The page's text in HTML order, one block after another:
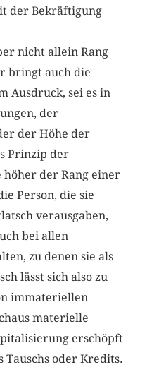
der Bekräftigung
nicht allein Rang
bringt auch die
Ausdruck, sei es in
der
der Höhe der
Prinzip der
höher der Rang einer
Person, die sie
verausgaben,
bei allen
zu denen sie als
lässt sich also zu
immateriellen
materielle
erschöpft
Tauschs oder Kredits.